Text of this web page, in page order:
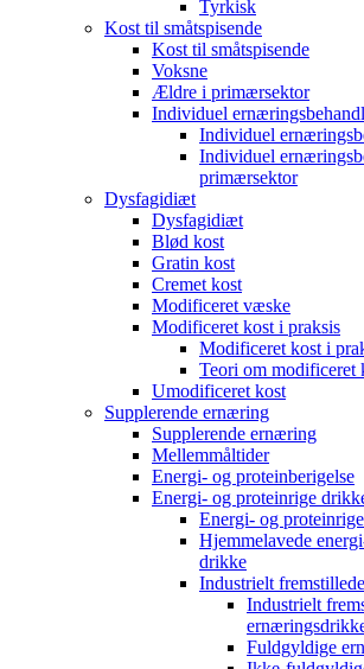
Tyrkisk
Kost til småtspisende
Kost til småtspisende
Voksne
Ældre i primærsektor
Individuel
Individuel
Individuel
primærsektor
Dysfagidiæt
Dysfagidiæt
Blød kost
Gratin kost
Cremet kost
Modificeret væske
Modificeret kost i praksis
Modificeret kost i
Teori om modificeret
Umodificeret kost
Supplerende ernæring
Supplerende ernæring
Mellemmåltider
Energi- og proteinberigelse
Energi- og proteinrige
Energi- og
Hjemmelavede
drikke
Industrielt
Industrielt
Fuldgyldige